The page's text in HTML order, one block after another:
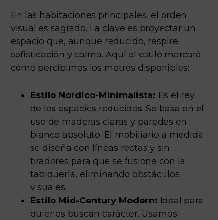
En las habitaciones principales, el orden
visual es sagrado. La clave es proyectar un
espacio que, aunque reducido, respire
sofisticación y calma. Aquí el estilo marcará
cómo percibimos los metros disponibles:
Estilo Nórdico-Minimalista: Es el rey
de los espacios reducidos. Se basa en el
uso de maderas claras y paredes en
blanco absoluto. El mobiliario a medida
se diseña con líneas rectas y sin
tiradores para que se fusione con la
tabiquería, eliminando obstáculos
visuales.
Estilo Mid-Century Modern: Ideal para
quienes buscan carácter. Usamos